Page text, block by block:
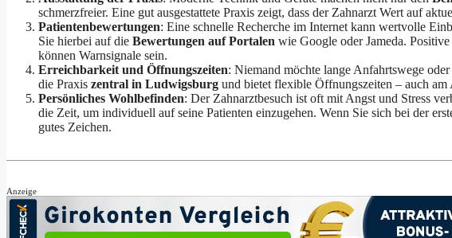
schmerzfreier. Eine gut ausgestattete Praxis zeigt, dass der Zahnarzt Wert auf
Patientenbewertungen: Eine schnelle Recherche im Internet kann wertvolle
Sie hierbei auf die Bewertungen auf Portalen wie Google oder Jameda.
können Warnsignale sein.
Erreichbarkeit und Öffnungszeiten: Niemand möchte lange Anfahrtswege
die Praxis zentral in Ludwigsburg und bietet flexible Öffnungszeiten – auch am
Persönliches Wohlbefinden: Der Zahnarztbesuch ist oft mit Angst und Stress
die Zeit, um individuell auf seine Patienten einzugehen. Wenn Sie sich bei der
gutes Zeichen.
Anzeige